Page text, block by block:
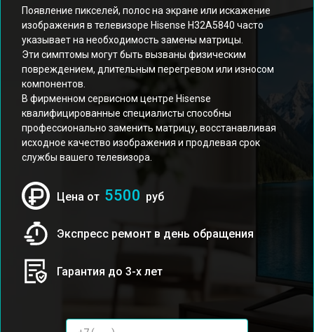
Появление пикселей, полос на экране или искажение
изображения в телевизоре Hisense H32A5840 часто
указывает на необходимость замены матрицы.
Эти симптомы могут быть вызваны физическим
повреждением, длительным перегревом или износом
компонентов.
В фирменном сервисном центре Hisense
квалифицированные специалисты способны
профессионально заменить матрицу, восстанавливая
исходное качество изображения и продлевая срок
службы вашего телевизора.
Цена от 5500 руб
Экспресс ремонт в день обращения
Гарантия до 3-х лет